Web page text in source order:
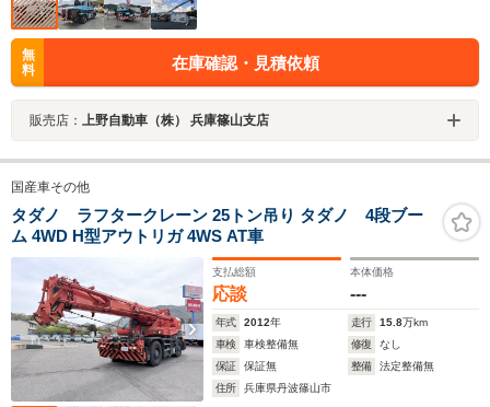
無
料
在庫確認・見積依頼
販売店： 上野自動車（株） 兵庫篠山支店
国産車その他
タダノ ラフタークレーン 25トン吊り タダノ 4段ブー
ム 4WD H型アウトリガ 4WS AT車
支払総額
応談
本体価格
---
年式 2012年 走行 15.8万km
車検
車検整備無 修復
なし
保証
保証無 整備
法定整備無
住所
兵庫県丹波篠山市